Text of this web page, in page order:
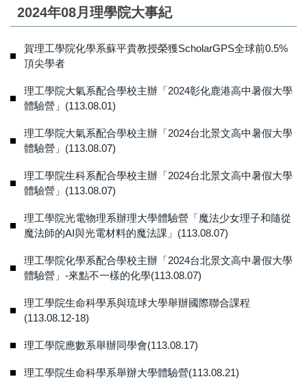
2024年08月理學院大事紀
賀理工學院化學系蘇平貴教授榮獲ScholarGPS全球前0.5%
頂尖學者
理工學院大氣系配合學校主辦「2024彰化鹿港高中暑假大學
體驗營」(113.08.01)
理工學院大氣系配合學校主辦「2024台北景文高中暑假大學
體驗營」(113.08.07)
理工學院生科系配合學校主辦「2024台北景文高中暑假大學
體驗營」(113.08.07)
理工學院光電物理系辦理大學體驗營「魔法少女理子和隨從
魔法師的AI與光電材料的魔法課」(113.08.07)
理工學院化學系配合學校主辦「2024台北景文高中暑假大學
體驗營」-來點不一樣的化學(113.08.07)
理工學院生命科學系與琉球大學舉辦國際聯合課程
(113.08.12-18)
理工學院應數系舉辦同學會(113.08.17)
理工學院生命科學系舉辦大學體驗營(113.08.21)